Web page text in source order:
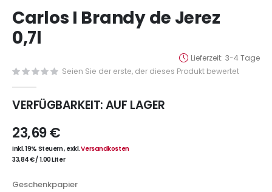
der
Bildergalerie
springen
Anfang
der
Bildergalerie
Carlos I Brandy de Jerez
0,7l
Lieferzeit 3-4 Tage
Seien Sie der erste, der dieses Produkt bewertet
VERFÜGBARKEIT:AUF LAGER
23,69 €
Inkl. 19% Steuern,exkl.Versandkosten
33,84 €/1.00 Liter
Geschenkpapier